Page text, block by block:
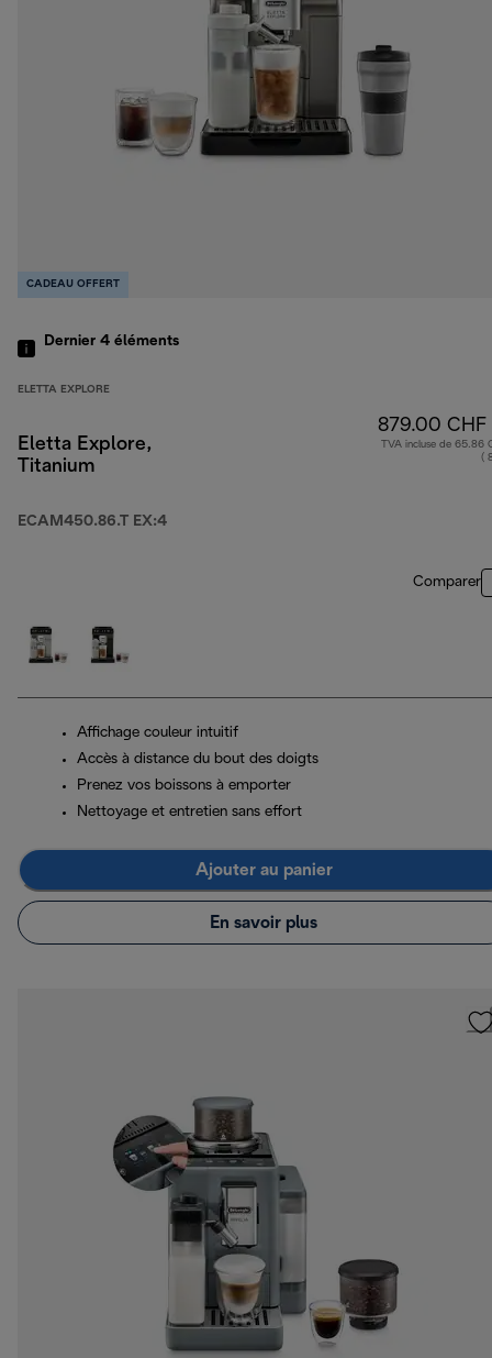
CADEAU OFFERT
Dernier 4 éléments
ELETTA EXPLORE
Eletta Explore,
Titanium
ECAM450.86.T EX:4
879.00 CHF
TVA incluse de 65.86
(
Comparer
Affichage couleur intuitif
Accès à distance du bout des doigts
Prenez vos boissons à emporter
Nettoyage et entretien sans effort
Ajouter au panier
En savoir plus